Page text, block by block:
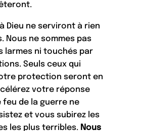
Dieu ne serviront à rien
Nous ne sommes pas
larmes ni touchés par
Seuls ceux qui
protection seront en
votre réponse
feu de la guerre ne
et vous subirez les
les plus terribles. Nous